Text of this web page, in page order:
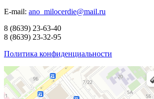
E-mail: ano_milocerdie@mail.ru
8 (8639) 23-63-40
8 (8639) 23-32-95
Политика конфиденциальности